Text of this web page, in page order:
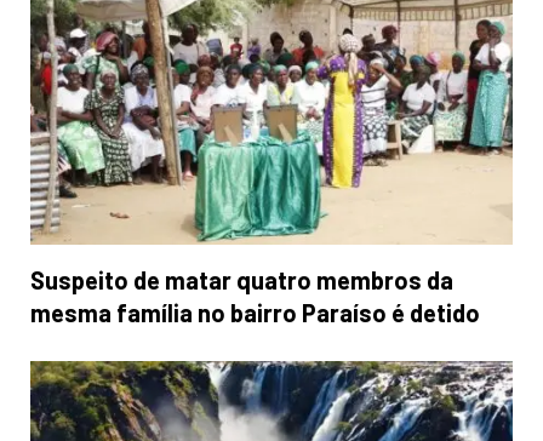
Suspeito de matar quatro membros da
mesma família no bairro Paraíso é detido